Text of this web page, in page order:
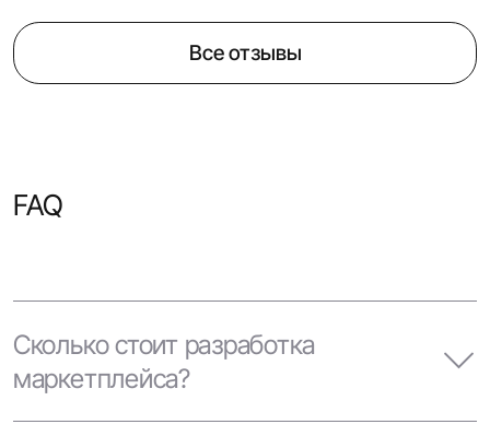
Все отзывы
FAQ
Сколько стоит разработка
маркетплейса?